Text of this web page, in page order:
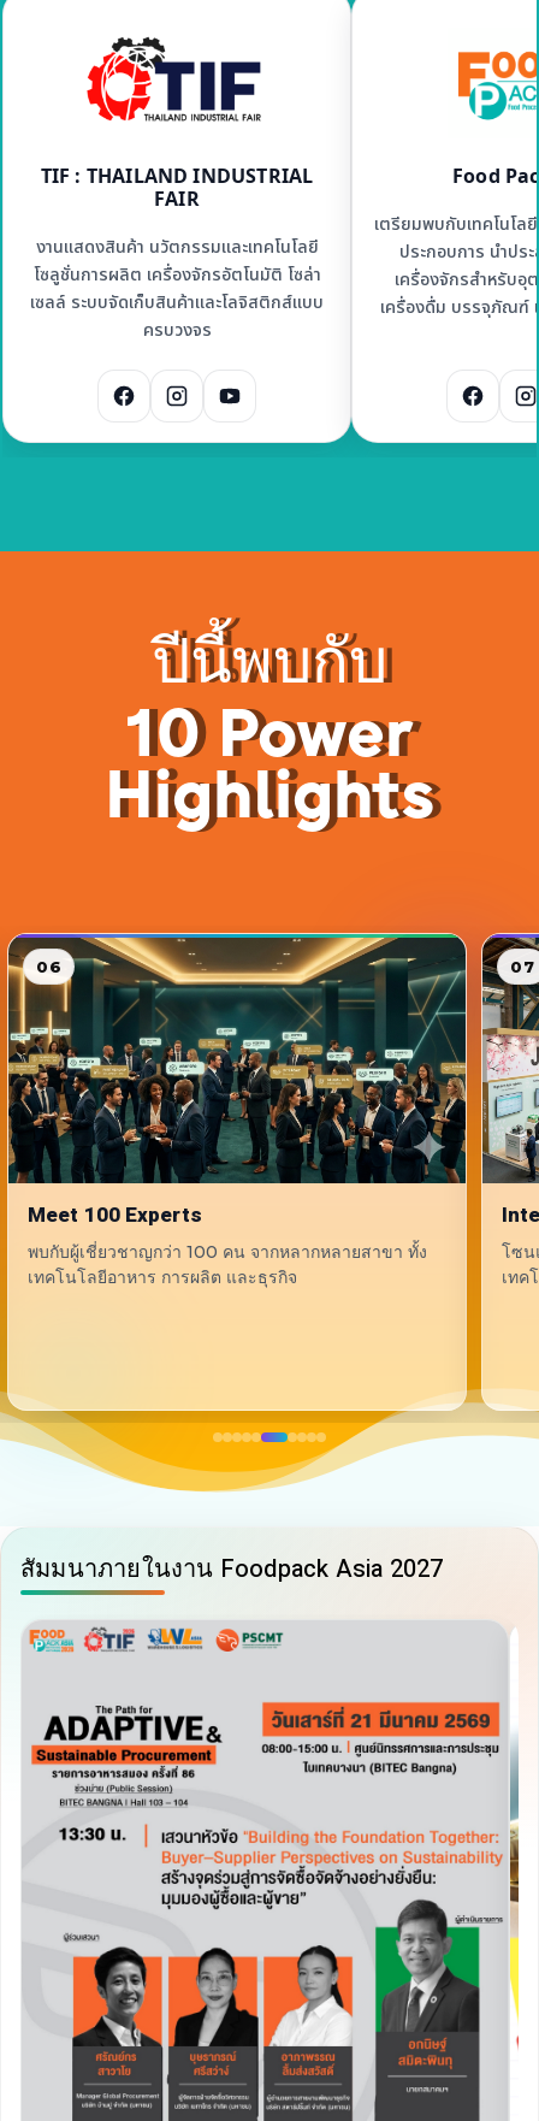
TIF : THAILAND INDUSTRIAL
FAIR
งานแสดงสินค้า นวัตกรรมและเทคโนโลยี
โซลูชั่นการผลิต เครื่องจักรอัตโนมัติ โซล่า
เซลล์ ระบบจัดเก็บสินค้าและโลจิสติกส์แบบ
ครบวงจร
Food
เตรียมพบกับเทคโนโล
ประกอบการ นำป
เครื่องจักรสำหรับอุ
เครื่องดื่ม บรรจุภัณฑ์
ปีนี้พบกับ
10 Power
Highlights
07
International Pavilion
โซนแสดงสินค้านานาชาติ รวมผู้ประกอบการและ
เทคโนโลยีจากต่างประเทศไว้ในที่เดียว
08
กิจก
ขยา
สัมมนาภายในงาน Foodpack Asia 2027